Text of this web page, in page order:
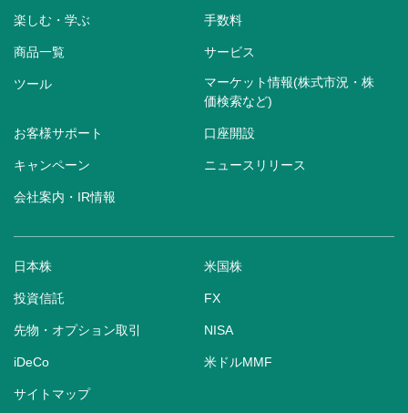
楽しむ・学ぶ 手数料
商品一覧 サービス
ツール
マーケット情報(株式市況・株
価検索など)
お客様サポート 口座開設
キャンペーン ニュースリリース
会社案内・IR情報
日本株 米国株
投資信託 FX
先物・オプション取引 NISA
iDeCo 米ドルMMF
サイトマップ